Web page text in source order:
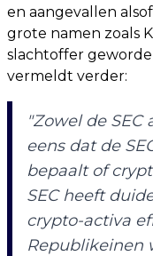
en aangevallen
grote namen zoals
slachtoffer
vermeldt verder:
"Zowel de SEC
eens dat de
bepaalt of
SEC heeft
crypto-activa
Republikeinen